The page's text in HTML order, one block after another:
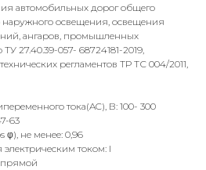
автомобильных дорог общего
наружного освещения, освещения
ангаров, промышленных
27.40.39-057- 68724181-2019,
регламентов ТР ТС 004/2011,
тока(AC), В: 100- 300
63
не менее: 0,96
током: I
прямой